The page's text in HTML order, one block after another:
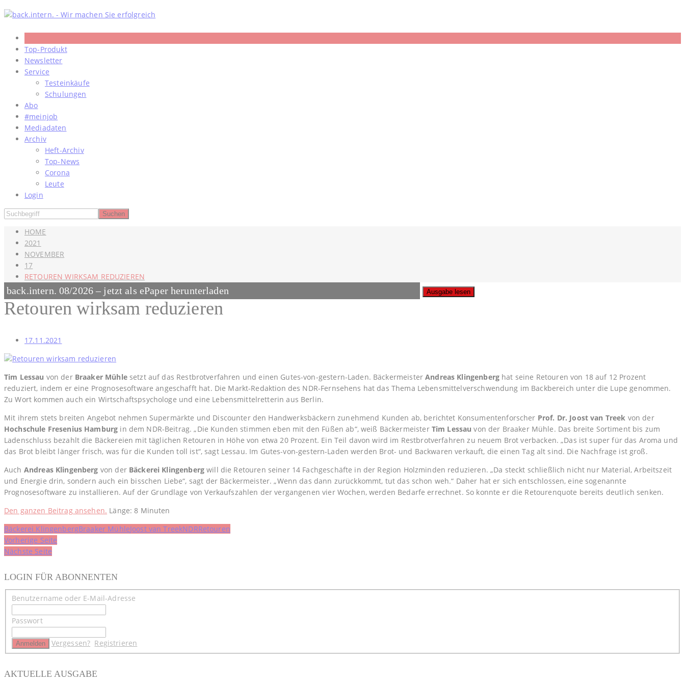
Skip
to
content
Top-Produkt
Newsletter
Service
Testeinkäufe
Schulungen
Abo
#meinjob
Mediadaten
Archiv
Heft-Archiv
Top-News
Corona
Leute
Login
HOME
2021
NOVEMBER
17
RETOUREN WIRKSAM REDUZIEREN
Retouren wirksam reduzieren
17.11.2021
Tim Lessau von der Braaker Mühlesetzt auf das Restbrotverfahren und einen Gutes-von-gestern-Laden. BäckermeisterAndreas Klingenberghat seine Retouren von 18 auf 12 Prozent
reduziert, indem er eine Prognosesoftware angeschafft hat. Die Markt-Redaktion des NDR-Fernsehens hat das Thema Lebensmittelverschwendung im Backbereich unter die Lupe genommen.
Zu Wort kommen auch ein Wirtschaftspsychologe und eine Lebensmittelretterin aus Berlin.
Mit ihrem stets breiten Angebot nehmen Supermärkte und Discounter den Handwerksbäckern zunehmend Kunden ab, berichtet Konsumentenforscher Prof. Dr. Joost van Treek von der
Hochschule Fresenius Hamburg in dem NDR-Beitrag. „Die Kunden stimmen eben mit den Füßen ab“, weiß Bäckermeister Tim Lessau von der Braaker Mühle. Das breite Sortiment bis zum
Ladenschluss bezahlt die Bäckereien mit täglichen Retouren in Höhe von etwa 20 Prozent. Ein Teil davon wird im Restbrotverfahren zu neuem Brot verbacken. „Das ist super für das Aroma und
das Brot bleibt länger frisch, was für die Kunden toll ist“, sagt Lessau. Im Gutes-von-gestern-Laden werden Brot- und Backwaren verkauft, die einen Tag alt sind. Die Nachfrage ist groß.
Auch Andreas Klingenberg von der Bäckerei Klingenbergwill die Retouren seiner 14 Fachgeschäfte in der Region Holzminden reduzieren. „Da steckt schließlich nicht nur Material, Arbeitszeit
und Energie drin, sondern auch ein bisschen Liebe“, sagt der Bäckermeister. „Wenn das dann zurückkommt, tut das schon weh.“ Daher hat er sich entschlossen, eine sogenannte
Prognosesoftware zu installieren. Auf der Grundlage von Verkaufszahlen der vergangenen vier Wochen, werden Bedarfe errechnet. So konnte er die Retourenquote bereits deutlich senken.
Den ganzen Beitrag ansehen. Länge: 8 Minuten
Bäckerei KlingenbergBraaker MühleJoost van TreekNDRRetouren
Beitragsnavigation
Vorherige Seite
Nächste Seite
LOGIN FÜR ABONNENTEN
Benutzername oder E-Mail-Adresse
Passwort
Vergessen? Registrieren
AKTUELLE AUSGABE
back.intern. 08/2026 – jetzt als ePaper herunterladen Ausgabe lesen